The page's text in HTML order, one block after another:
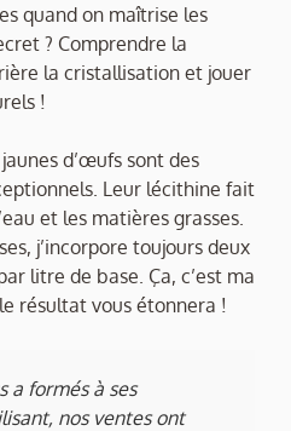
quand on maîtrise les
? Comprendre la
la cristallisation et jouer
!
d’œufs sont des
Leur lécithine fait
et les matières grasses.
j’incorpore toujours deux
litre de base. Ça, c’est ma
résultat vous étonnera !
a formés à ses
nos ventes ont